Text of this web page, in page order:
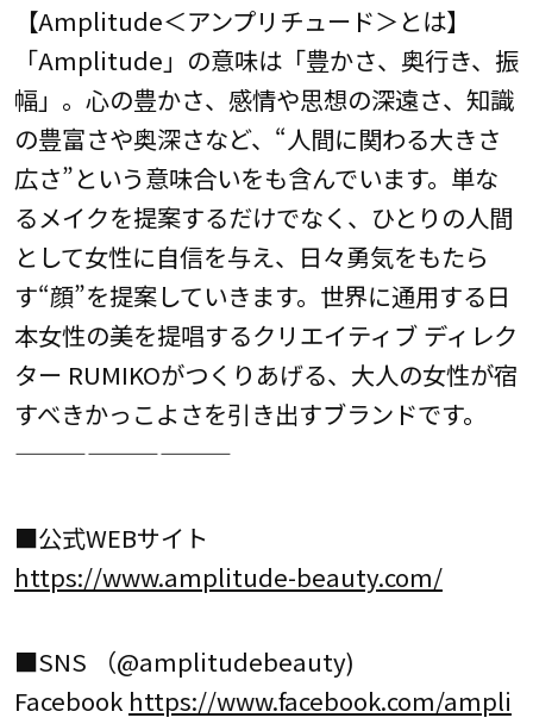
【Amplitude＜アンプリチュード＞とは】
「Amplitude」の意味は「豊かさ、奥行き、振
幅」。心の豊かさ、感情や思想の深遠さ、知識
の豊富さや奥深さなど、“人間に関わる大きさ
広さ”という意味合いをも含んでいます。単な
るメイクを提案するだけでなく、ひとりの人間
として女性に自信を与え、日々勇気をもたら
す“顔”を提案していきます。世界に通用する日
本女性の美を提唱するクリエイティブ ディレク
ター RUMIKOがつくりあげる、大人の女性が宿
すべきかっこよさを引き出すブランドです。
—————————
■公式WEBサイト
https://www.amplitude-beauty.com/
■SNS （@amplitudebeauty)
Facebook https://www.facebook.com/ampli